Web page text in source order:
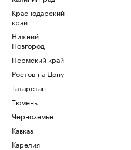
Краснодарский
край
Нижний
Новгород
Пермский край
Ростов-на-Дону
Татарстан
Тюмень
Черноземье
Кавказ
Карелия